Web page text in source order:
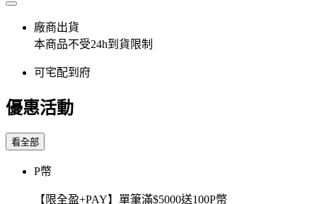
廠商出貨
本商品不受24h到貨限制
可宅配到府
優惠活動
看全部
P幣
【限全盈+PAY】單筆滿$5000送100P幣